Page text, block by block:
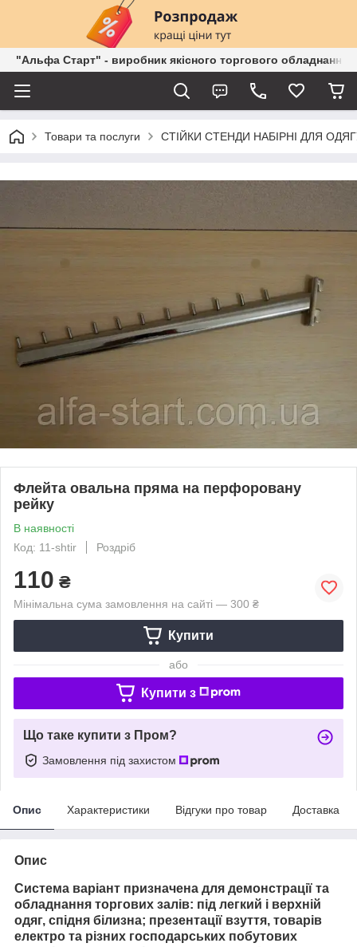
"Альфа Старт" - виробник якісного торгового обладнання
Товари та послуги СТІЙКИ СТЕНДИ НАБІРНІ ДЛЯ
Флейта овальна пряма на перфоровану
рейку
В наявності
Код: 11-shtir
Роздріб
110 ₴
Мінімальна сума замовлення на сайті — 300 ₴
Купити
або
Купити з
Що таке купити з Пром?
Замовлення під захистом
Опис Характеристики Відгуки про товар Доставка
Опис
Система варіант призначена для демонстрації та
обладнання торгових залів: під легкий і верхній
одяг, спідня білизна; презентації взуття, товарів
електро та різних господарських побутових